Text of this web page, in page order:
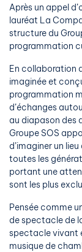
Après un appel
lauréat La
structure du
programmation
En collaboration
imaginée et
programmation
d’échanges
au diapason des
Groupe SOS
d’imaginer un
toutes les
portant une
sont les plus
Pensée comme
de spectacle de
spectacle vivant
musique de